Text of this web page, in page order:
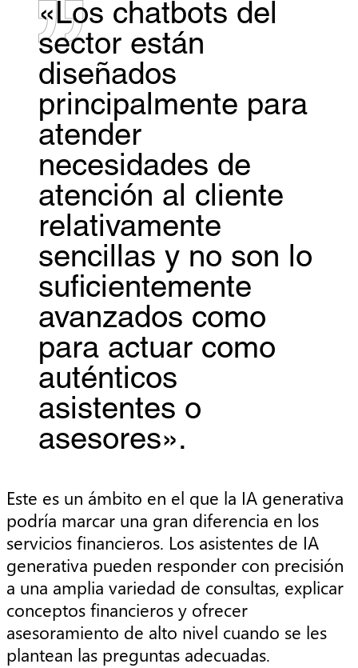
«Los chatbots del
sector están
diseñados
principalmente para
atender
necesidades de
atención al cliente
relativamente
sencillas y no son lo
suficientemente
avanzados como
para actuar como
auténticos
asistentes o
asesores».
Este es un ámbito en el que la IA generativa
podría marcar una gran diferencia en los
servicios financieros. Los asistentes de IA
generativa pueden responder con precisión
a una amplia variedad de consultas, explicar
conceptos financieros y ofrecer
asesoramiento de alto nivel cuando se les
plantean las preguntas adecuadas.